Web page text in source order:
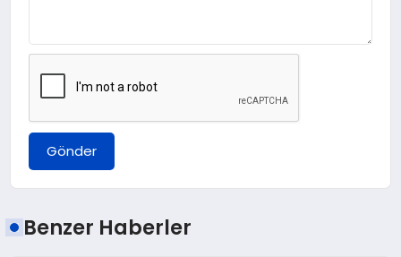
Gönder
Benzer Haberler